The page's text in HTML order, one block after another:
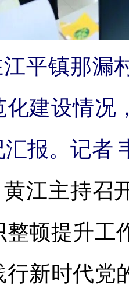
平镇那漏
化建设情况
报。记者
黄江主持召
整顿提升工
行新时代党